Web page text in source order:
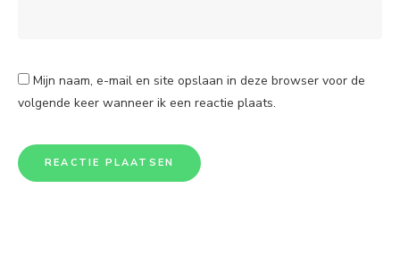
Mijn naam, e-mail en site opslaan in deze browser voor de
volgende keer wanneer ik een reactie plaats.